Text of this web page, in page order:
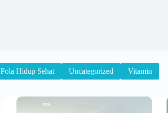
Pola Hidup Sehat Uncategorized Vitamin